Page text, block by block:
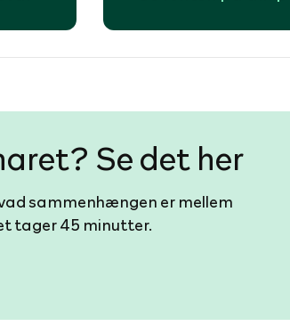
Se det her
sammenhængen er mellem
tager 45 minutter.